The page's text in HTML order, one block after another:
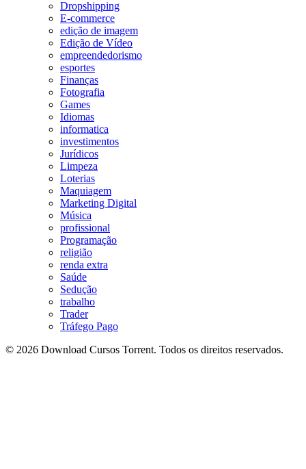
Dropshipping
E-commerce
edição de imagem
Edição de Vídeo
empreendedorismo
esportes
Finanças
Fotografia
Games
Idiomas
informatica
investimentos
Jurídicos
Limpeza
Loterias
Maquiagem
Marketing Digital
Música
profissional
Programação
religião
renda extra
Saúde
Sedução
trabalho
Trader
Tráfego Pago
© 2026 Download Cursos Torrent. Todos os direitos reservados.